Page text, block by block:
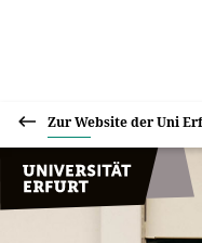
Zur Website der Uni